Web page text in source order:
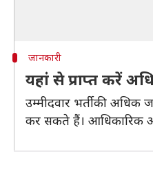
जानकारी
यहां से प्राप्त करें
उम्मीदवार भर्ती की
कर सकते हैं। आधिकारिक